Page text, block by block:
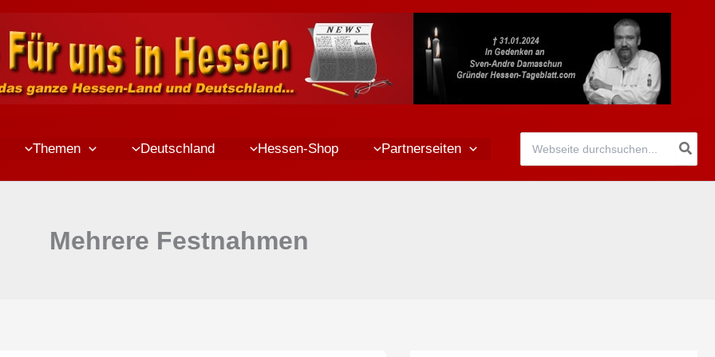
Themen Deutschland Hessen-Shop Partnerseiten
for:
Mehrere Festnahmen